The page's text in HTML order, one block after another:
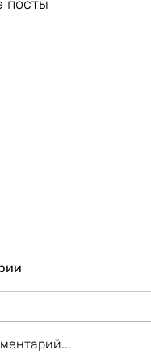
посты